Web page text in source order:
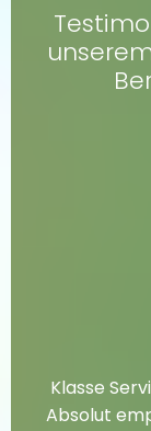
Klasse
Absolut